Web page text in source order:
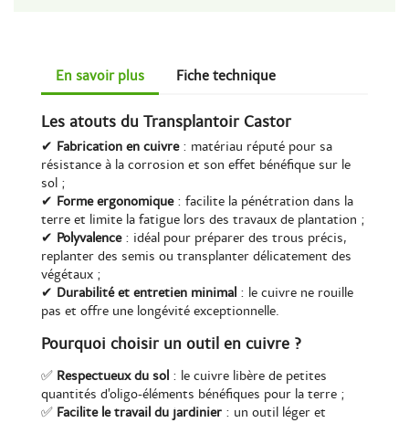
En savoir plus Fiche technique
Les atouts du Transplantoir Castor
✔ Fabrication en cuivre: matériau réputé pour sa
résistance à la corrosion et son effet bénéfique sur le
sol ;
✔ Forme ergonomique: facilite la pénétration dans la
terre et limite la fatigue lors des travaux de plantation ;
✔ Polyvalence: idéal pour préparer des trous précis,
replanter des semis ou transplanter délicatement des
végétaux ;
✔ Durabilité et entretien minimal : le cuivre ne rouille
pas et offre une longévité exceptionnelle.
Pourquoi choisir un outil en cuivre ?
✅ Respectueux du sol : le cuivre libère de petites
quantités d’oligo-éléments bénéfiques pour la terre ;
✅ Facilite le travail du jardinier : un outil léger et